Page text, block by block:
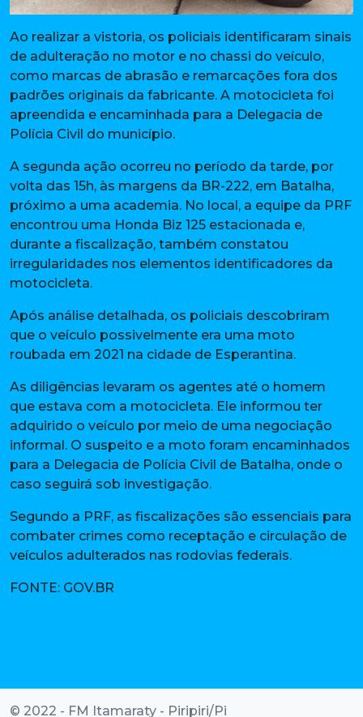
Ao realizar a vistoria, os policiais identificaram sinais
de adulteração no motor e no chassi do veículo,
como marcas de abrasão e remarcações fora dos
padrões originais da fabricante. A motocicleta foi
apreendida e encaminhada para a Delegacia de
Polícia Civil do município.
A segunda ação ocorreu no período da tarde, por
volta das 15h, às margens da BR-222, em Batalha,
próximo a uma academia. No local, a equipe da PRF
encontrou uma Honda Biz 125 estacionada e,
durante a fiscalização, também constatou
irregularidades nos elementos identificadores da
motocicleta.
Após análise detalhada, os policiais descobriram
que o veículo possivelmente era uma moto
roubada em 2021 na cidade de Esperantina.
As diligências levaram os agentes até o homem
que estava com a motocicleta. Ele informou ter
adquirido o veículo por meio de uma negociação
informal. O suspeito e a moto foram encaminhados
para a Delegacia de Polícia Civil de Batalha, onde o
caso seguirá sob investigação.
Segundo a PRF, as fiscalizações são essenciais para
combater crimes como receptação e circulação de
veículos adulterados nas rodovias federais.
FONTE: GOV.BR
© 2022 - FM Itamaraty - Piripiri/Pi